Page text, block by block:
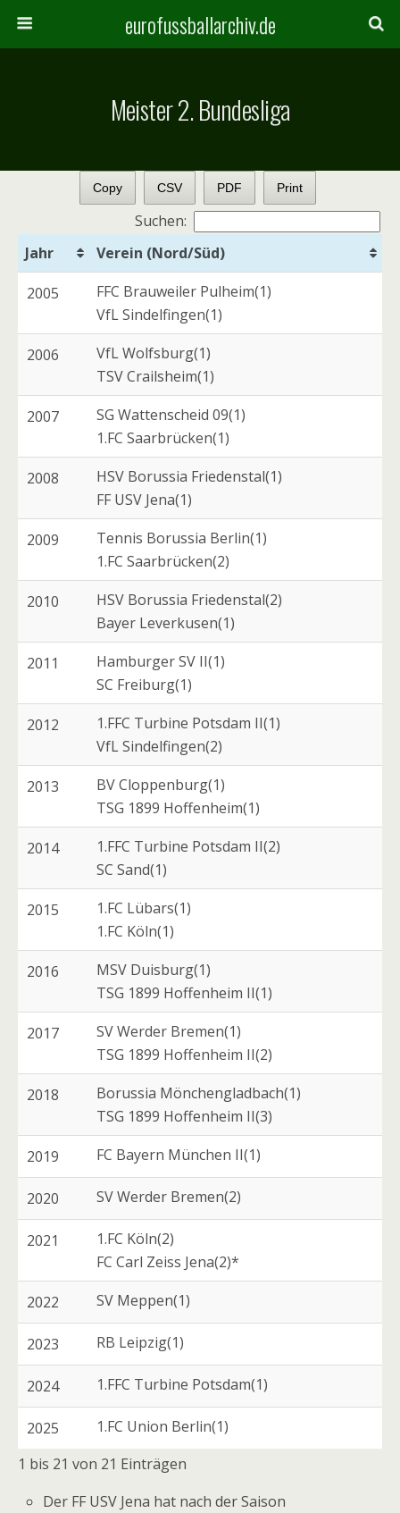
eurofussballarchiv.de
Meister 2. Bundesliga
Copy CSV PDF Print
Suchen:
Jahr
Verein (Nord/Süd)
2005
FFC Brauweiler Pulheim(1)
VfL Sindelfingen(1)
2006
VfL Wolfsburg(1)
TSV Crailsheim(1)
2007
SG Wattenscheid 09(1)
1.FC Saarbrücken(1)
2008
HSV Borussia Friedenstal(1)
FF USV Jena(1)
2009
Tennis Borussia Berlin(1)
1.FC Saarbrücken(2)
2010
HSV Borussia Friedenstal(2)
Bayer Leverkusen(1)
2011
Hamburger SV II(1)
SC Freiburg(1)
2012
1.FFC Turbine Potsdam II(1)
VfL Sindelfingen(2)
2013
BV Cloppenburg(1)
TSG 1899 Hoffenheim(1)
2014
1.FFC Turbine Potsdam II(2)
SC Sand(1)
2015
1.FC Lübars(1)
1.FC Köln(1)
2016
MSV Duisburg(1)
TSG 1899 Hoffenheim II(1)
2017
SV Werder Bremen(1)
TSG 1899 Hoffenheim II(2)
2018
Borussia Mönchengladbach(1)
TSG 1899 Hoffenheim II(3)
2019 FC Bayern München II(1)
2020 SV Werder Bremen(2)
2021
1.FC Köln(2)
FC Carl Zeiss Jena(2)*
2022 SV Meppen(1)
2023 RB Leipzig(1)
2024 1.FFC Turbine Potsdam(1)
2025
1.FC Union Berlin(1)
1 bis 21 von 21 Einträgen
Der FF USV Jena hat nach der Saison